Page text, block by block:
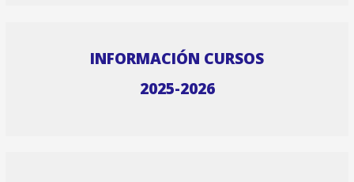
INFORMACIÓN CURSOS
2025-2026